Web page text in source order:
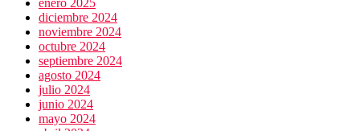
enero 2025
diciembre 2024
noviembre 2024
octubre 2024
septiembre 2024
agosto 2024
julio 2024
junio 2024
mayo 2024